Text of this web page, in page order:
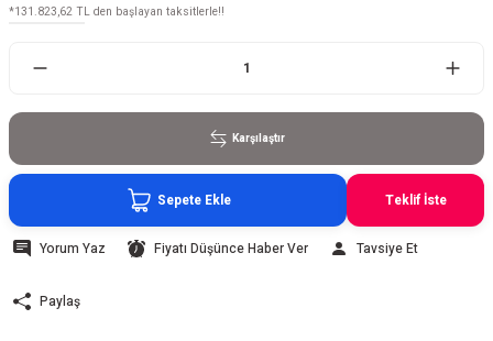
*131.823,62 TL den başlayan taksitlerle!!
Karşılaştır
Sepete Ekle Teklif İste
Yorum Yaz Fiyatı Düşünce Haber Ver Tavsiye Et
Paylaş